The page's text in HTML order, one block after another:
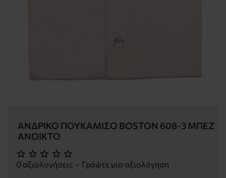
ΑΝΔΡΙΚΌ ΠΟΥΚΆΜΙΣΟ BOSTON 608-3 ΜΠΈΖ
ΑΝΟΙΚΤΌ
0 αξιολογήσεις - Γράψτε μια αξιολόγηση